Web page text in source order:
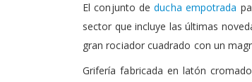
de
imágenes
El conjunto deducha empotrada
sector que incluye las últimas
gran rociador cuadrado con un
Grifería fabricada en latón